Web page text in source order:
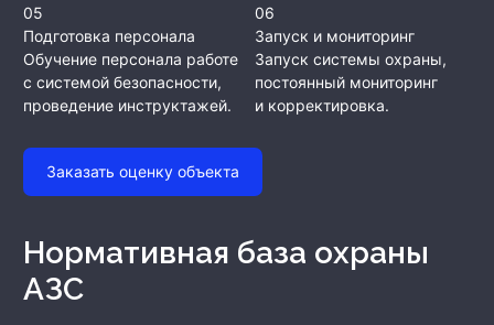
05
Подготовка персонала
Обучение персонала работе
с системой безопасности,
проведение инструктажей.
06
Запуск и мониторинг
Запуск системы охраны,
постоянный мониторинг
и корректировка.
Заказать оценку объекта
Нормативная база охраны
АЗС